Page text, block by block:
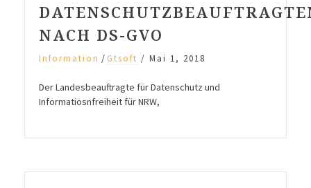
NACH DS-GVO
Information / Gtsoft / Mai 1, 2018
Der Landesbeauftragte für Datenschutz und
Informatiosnfreiheit für NRW,